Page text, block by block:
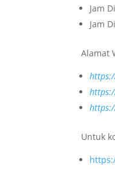
Jam
Jam
Alamat
Untuk